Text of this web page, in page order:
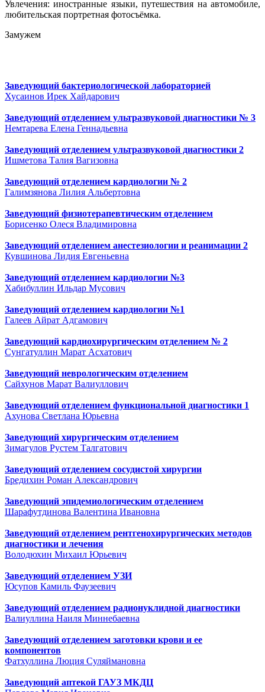
Увлечения: иностранные языки, путешествия на автомобиле,
любительская портретная фотосъёмка.
Замужем
Заведующий бактериологической лабораторией
Хусаинов Ирек Хайдарович
Заведующий отделением ультразвуковой диагностики № 3
Немтарева Елена Геннадьевна
Заведующий отделением ультразвуковой диагностики 2
Ишметова Талия Вагизовна
Заведующий отделением кардиологии № 2
Галимзянова Лилия Альбертовна
Заведующий физиотерапевтическим отделением
Борисенко Олеся Владимировна
Заведующий отделением анестезиологии и реанимации 2
Кувшинова Лидия Евгеньевна
Заведующий отделением кардиологии №3
Хабибуллин Ильдар Мусович
Заведующий отделением кардиологии №1
Галеев Айрат Адгамович
Заведующий кардиохирургическим отделением № 2
Сунгатуллин Марат Асхатович
Заведующий неврологическим отделением
Сайхунов Марат Валиуллович
Заведующий отделением функциональной диагностики 1
Ахунова Светлана Юрьевна
Заведующий хирургическим отделением
Зимагулов Рустем Талгатович
Заведующий отделением сосудистой хирургии
Бредихин Роман Александрович
Заведующий эпидемиологическим отделением
Шарафутдинова Валентина Ивановна
Заведующий отделением рентгенохирургических методов
диагностики и лечения
Володюхин Михаил Юрьевич
Заведующий отделением УЗИ
Юсупов Камиль Фаузеевич
Заведующий отделением радионуклидной диагностики
Валиуллина Наиля Миннебаевна
Заведующий отделением заготовки крови и ее
компонентов
Фатхуллина Люция Суляймановна
Заведующий аптекой ГАУЗ МКДЦ